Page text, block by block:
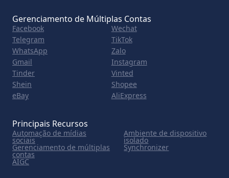
Gerenciamento de Múltiplas Contas
Facebook
Wechat
Telegram
TikTok
WhatsApp
Zalo
Gmail
Instagram
Tinder
Vinted
Shein
Shopee
eBay
AliExpress
Principais Recursos
Automação de mídias
sociais
Ambiente de dispositivo
isolado
Gerenciamento de múltiplas
contas
Synchronizer
AIGC